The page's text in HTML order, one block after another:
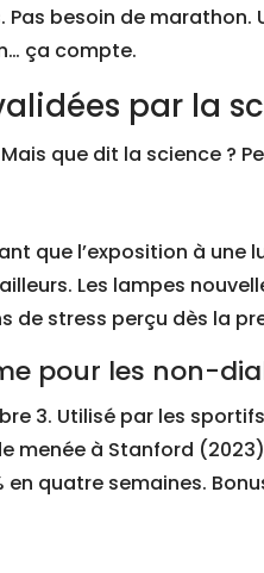
besoin de marathon.
ça compte.
par la
que dit la science ?
que l’exposition à une
Les lampes
de stress perçu dès la
pour les non-
3. Utilisé par les
menée à Stanford
quatre semaines.